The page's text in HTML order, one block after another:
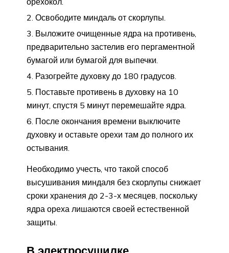
Освободите миндаль от скорлупы.
Выложите очищенные ядра на противень,
предварительно застелив его пергаментной
бумагой или бумагой для выпечки.
Разогрейте духовку до 180 градусов.
Поставьте противень в духовку на 10
минут, спустя 5 минут перемешайте ядра.
После окончания времени выключите
духовку и оставьте орехи там до полного их
остывания.
Необходимо учесть, что такой способ
высушивания миндаля без скорлупы снижает
сроки хранения до 2-3-х месяцев, поскольку
ядра ореха лишаются своей естественной
защиты.